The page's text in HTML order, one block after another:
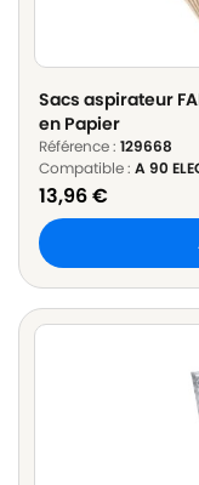
Sacs aspirateur
en Papier
Référence : 129668
Compatible : A 90
13,96€